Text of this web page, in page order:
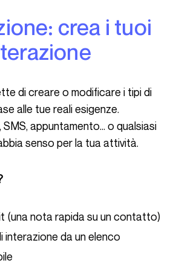
alle tue reali esigenze.
SMS, appuntamento… o qualsiasi
senso per la tua attività.
(una nota rapida su un contatto)
interazione da un elenco